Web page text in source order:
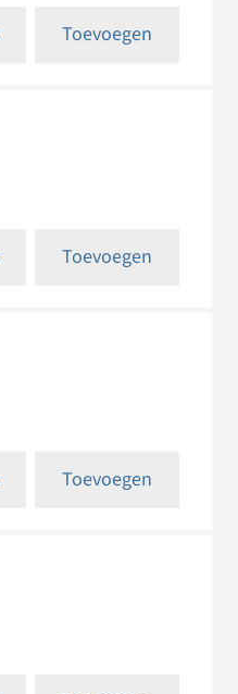
Toevoegen
Toevoegen
Toevoegen